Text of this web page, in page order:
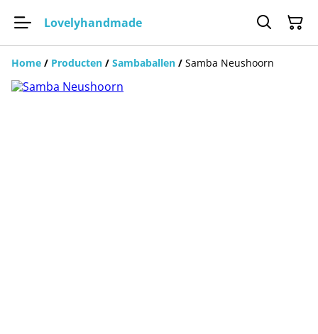
Lovelyhandmade
Home / Producten / Sambaballen / Samba Neushoorn